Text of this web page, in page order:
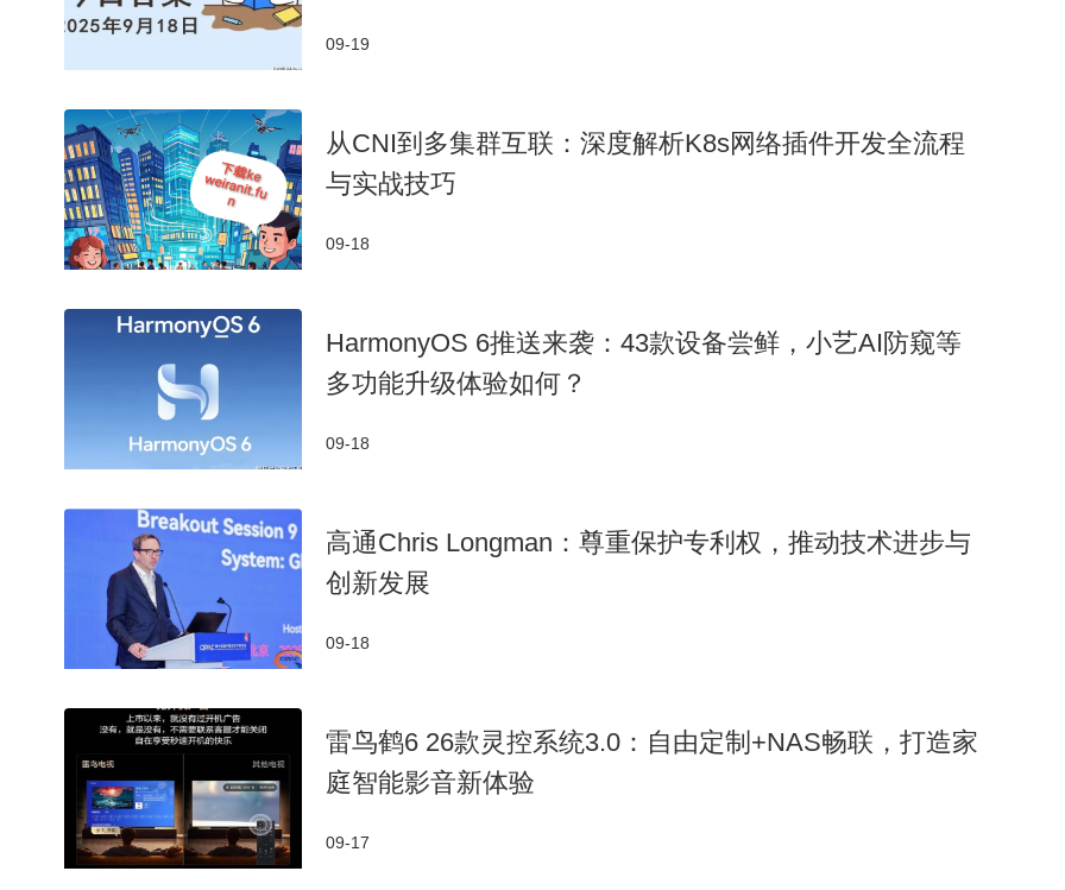
09-19
从CNI到多集群互联：深度解析K8s网络插件开发全流程
与实战技巧
09-18
HarmonyOS 6推送来袭：43款设备尝鲜，小艺AI防窥等
多功能升级体验如何？
09-18
高通Chris Longman：尊重保护专利权，推动技术进步与
创新发展
09-18
雷鸟鹤6 26款灵控系统3.0：自由定制+NAS畅联，打造家
庭智能影音新体验
09-17